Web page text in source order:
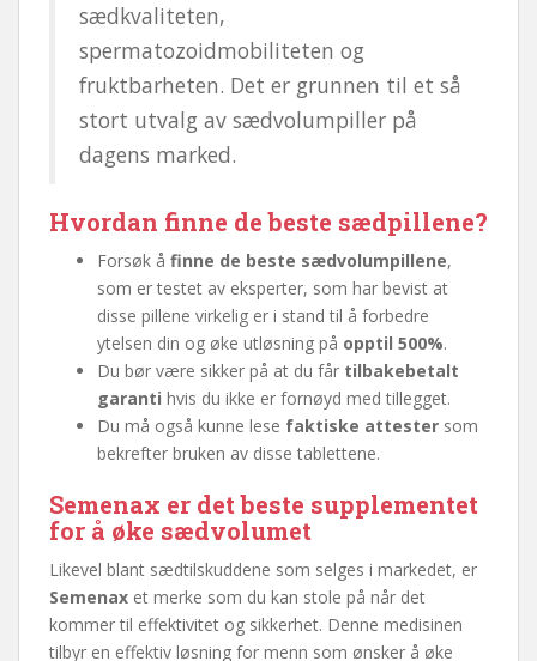
sædkvaliteten,
spermatozoidmobiliteten og
fruktbarheten. Det er grunnen til et så
stort utvalg av sædvolumpiller på
dagens marked.
Hvordan finne de beste sædpillene?
Forsøk å finne de beste sædvolumpillene,
som er testet av eksperter, som har bevist at
disse pillene virkelig er i stand til å forbedre
ytelsen din og øke utløsning på opptil 500%.
Du bør være sikker på at du får tilbakebetalt
garanti hvis du ikke er fornøyd med tillegget.
Du må også kunne lese faktiske attester som
bekrefter bruken av disse tablettene.
Semenax er det beste supplementet
for å øke sædvolumet
Likevel blant sædtilskuddene som selges i markedet, er
Semenax et merke som du kan stole på når det
kommer til effektivitet og sikkerhet. Denne medisinen
tilbyr en effektiv løsning for menn som ønsker å øke